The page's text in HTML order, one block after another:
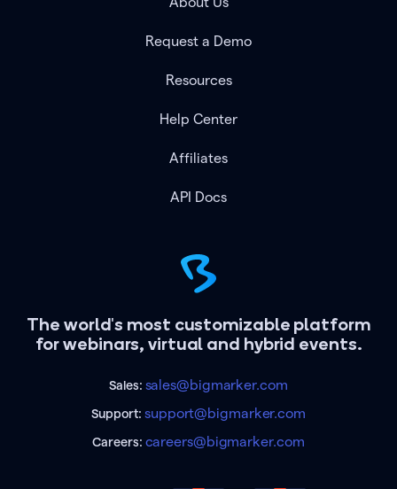
The world's most customizable platform
for webinars, virtual and hybrid events.
Sales: sales@bigmarker.com
Support:support@bigmarker.com
Careers: careers@bigmarker.com
Request a Demo
Resources
Help Center
Affiliates
API Docs